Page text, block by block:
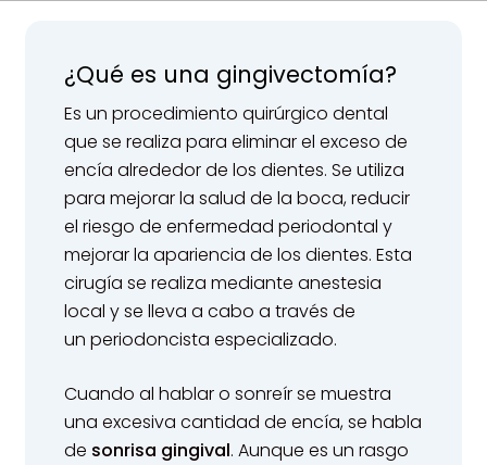
¿Qué es una gingivectomía?
Es un procedimiento quirúrgico dental
que se realiza para eliminar el exceso de
encía alrededor de los dientes. Se utiliza
para mejorar la salud de la boca, reducir
el riesgo de enfermedad periodontal y
mejorar la apariencia de los dientes. Esta
cirugía se realiza mediante anestesia
local y se lleva a cabo a través de
un periodoncista especializado.
Cuando al hablar o sonreír se muestra
una excesiva cantidad de encía, se habla
de sonrisa gingival. Aunque es un rasgo